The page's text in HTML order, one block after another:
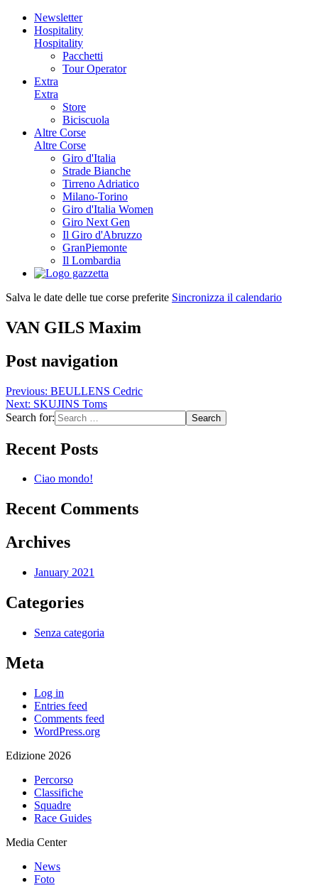
Newsletter
Hospitality
Hospitality
Pacchetti
Tour Operator
Extra
Extra
Store
Biciscuola
Altre Corse
Altre Corse
Giro d'Italia
Strade Bianche
Tirreno Adriatico
Milano-Torino
Giro d'Italia Women
Giro Next Gen
Il Giro d'Abruzzo
GranPiemonte
Il Lombardia
Salva le date delle tue corse preferite Sincronizza il calendario
VAN GILS Maxim
Post navigation
Previous: BEULLENS Cedric
Next: SKUJINS Toms
Search for:
Recent Posts
Ciao mondo!
Recent Comments
Archives
January 2021
Categories
Senza categoria
Meta
Log in
Entries feed
Comments feed
WordPress.org
Edizione 2026
Percorso
Classifiche
Squadre
Race Guides
Media Center
News
Foto